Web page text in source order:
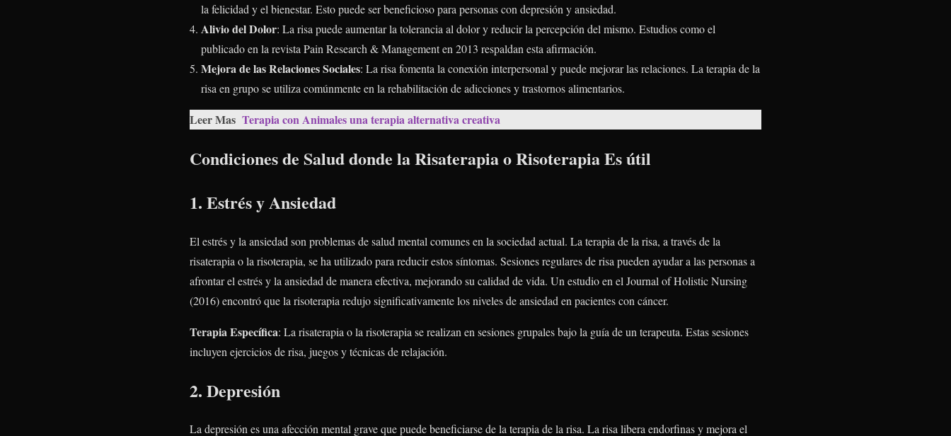
la felicidad y el bienestar. Esto puede ser beneficioso para personas con depresión y ansiedad.
Alivio del Dolor: La risa puede aumentar la tolerancia al dolor y reducir la percepción del mismo. Estudios como el
publicado en la revista Pain Research & Management en 2013 respaldan esta afirmación.
Mejora de las Relaciones Sociales: La risa fomenta la conexión interpersonal y puede mejorar las relaciones. La terapia de la
risa en grupo se utiliza comúnmente en la rehabilitación de adicciones y trastornos alimentarios.
Leer Mas Terapia con Animales una terapia alternativa creativa
Condiciones de Salud donde la Risaterapia o Risoterapia Es útil
1. Estrés y Ansiedad
El estrés y la ansiedad son problemas de salud mental comunes en la sociedad actual. La terapia de la risa, a través de la
risaterapia o la risoterapia, se ha utilizado para reducir estos síntomas. Sesiones regulares de risa pueden ayudar a las personas a
afrontar el estrés y la ansiedad de manera efectiva, mejorando su calidad de vida. Un estudio en el Journal of Holistic Nursing
(2016) encontró que la risoterapia redujo significativamente los niveles de ansiedad en pacientes con cáncer.
Terapia Específica: La risaterapia o la risoterapia se realizan en sesiones grupales bajo la guía de un terapeuta. Estas sesiones
incluyen ejercicios de risa, juegos y técnicas de relajación.
2. Depresión
La depresión es una afección mental grave que puede beneficiarse de la terapia de la risa. La risa libera endorfinas y mejora el